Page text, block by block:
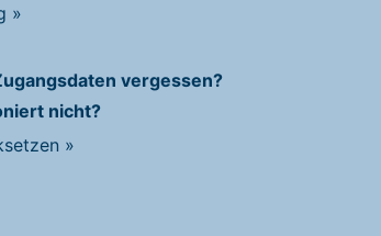
»
vergessen?
nicht?
»